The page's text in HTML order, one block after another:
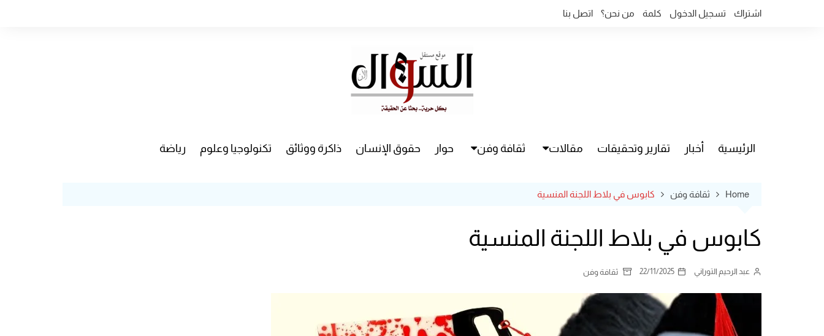
اشتراك تسجيل الدخول كلمة من نحن؟ اتصل بنا
الرئيسية أخبار تقارير وتحقيقات مقالات ثقافة وفن حوار حقوق الإنسان ذاكرة ووثائق تكنولوجيا وعلوم رياضة
Home ثقافة وفن كابوس في بلاط اللجنة المنسية
كابوس في بلاط اللجنة المنسية
عبد الرحيم التوراني 22/11/2025 ثقافة وفن